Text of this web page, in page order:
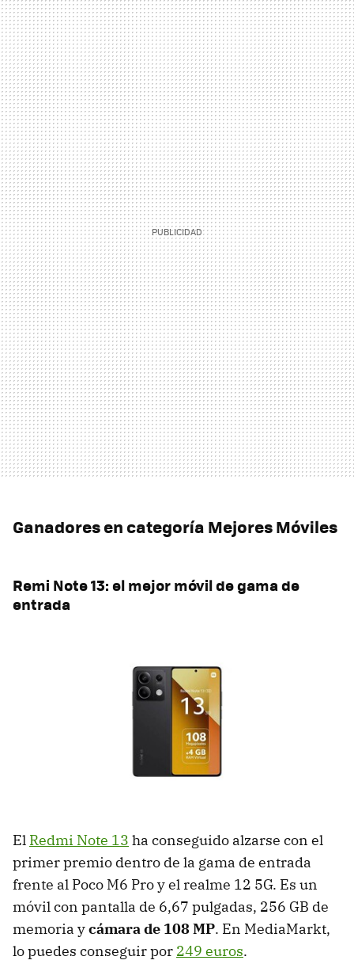
Ganadores en categoría Mejores Móviles
Remi Note 13: el mejor móvil de gama de
entrada
El Redmi Note 13 ha conseguido alzarse con el
primer premio dentro de la gama de entrada
frente al Poco M6 Pro y el realme 12 5G. Es un
móvil con pantalla de 6,67 pulgadas, 256 GB de
memoria ycámara de 108 MP. En MediaMarkt,
lo puedes conseguir por 249 euros.